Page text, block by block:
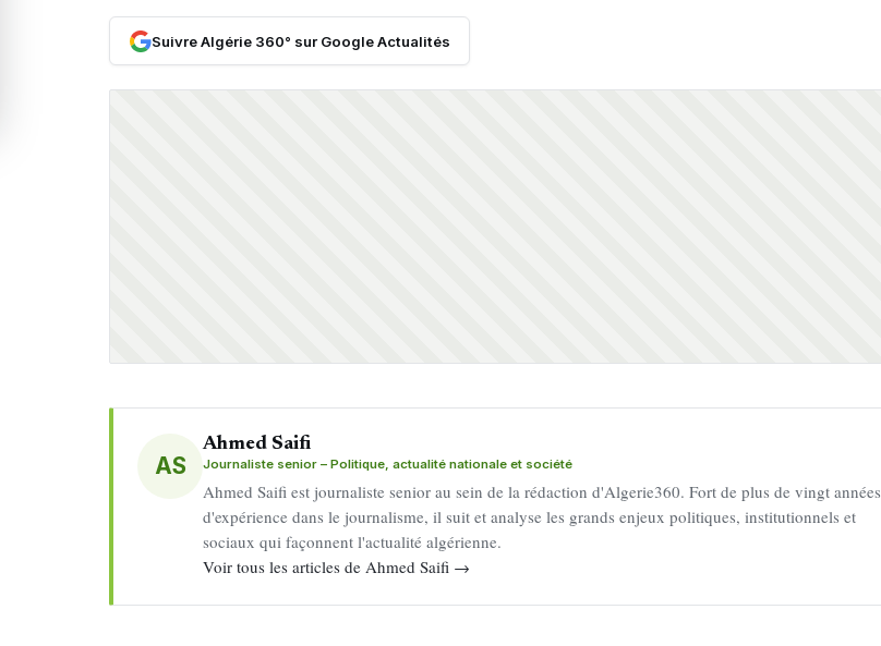
Suivre Algérie 360° sur Google Actualités
AS
Ahmed Saifi
Journaliste senior – Politique, actualité nationale et société
Ahmed Saifi est journaliste senior au sein de la rédaction d'Algerie360. Fort de plus de vingt années
d'expérience dans le journalisme, il suit et analyse les grands enjeux politiques, institutionnels et
sociaux qui façonnent l'actualité algérienne.
Voir tous les articles de Ahmed Saifi →